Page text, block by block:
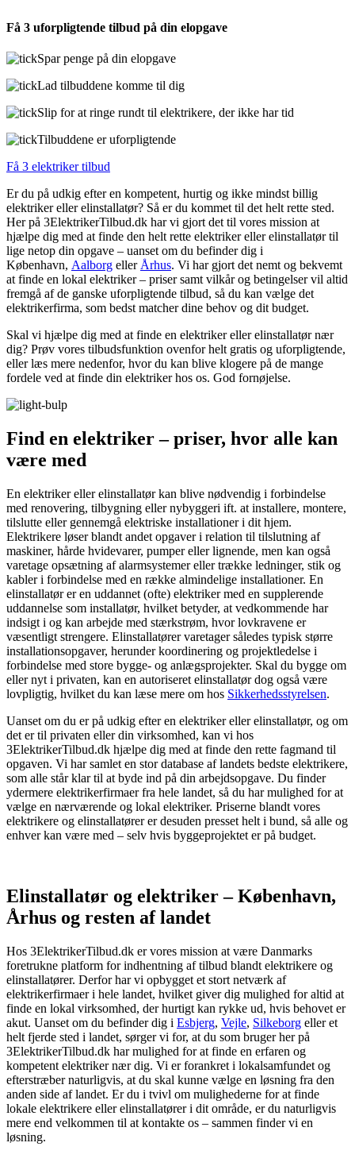
Få 3 uforpligtende tilbud på din elopgave
Spar penge på din elopgave
Lad tilbuddene komme til dig
Slip for at ringe rundt til elektrikere, der ikke har tid
Tilbuddene er uforpligtende
Få 3 elektriker tilbud
Er du på udkig efter en kompetent, hurtig og ikke mindst billig
elektriker eller elinstallatør? Så er du kommet til det helt rette sted.
Her på 3ElektrikerTilbud.dk har vi gjort det til vores mission at
hjælpe dig med at finde den helt rette elektriker eller elinstallatør til
lige netop din opgave – uanset om du befinder dig i
København, Aalborg ellerÅrhus. Vi har gjort det nemt og bekvemt
at finde en lokal elektriker – priser samt vilkår og betingelser vil altid
fremgå af de ganske uforpligtende tilbud, så du kan vælge det
elektrikerfirma, som bedst matcher dine behov og dit budget.
Skal vi hjælpe dig med at finde en elektriker eller elinstallatør nær
dig? Prøv vores tilbudsfunktion ovenfor helt gratis og uforpligtende,
eller læs mere nedenfor, hvor du kan blive klogere på de mange
fordele ved at finde din elektriker hos os. God fornøjelse.
Find en elektriker – priser, hvor alle kan
være med
En elektriker eller elinstallatør kan blive nødvendig i forbindelse
med renovering, tilbygning eller nybyggeri ift. at installere, montere,
tilslutte eller gennemgå elektriske installationer i dit hjem.
Elektrikere løser blandt andet opgaver i relation til tilslutning af
maskiner, hårde hvidevarer, pumper eller lignende, men kan også
varetage opsætning af alarmsystemer eller trække ledninger, stik og
kabler i forbindelse med en række almindelige installationer. En
elinstallatør er en uddannet (ofte) elektriker med en supplerende
uddannelse som installatør, hvilket betyder, at vedkommende har
indsigt i og kan arbejde med stærkstrøm, hvor lovkravene er
væsentligt strengere. Elinstallatører varetager således typisk større
installationsopgaver, herunder koordinering og projektledelse i
forbindelse med store bygge- og anlægsprojekter. Skal du bygge om
eller nyt i privaten, kan en autoriseret elinstallatør dog også være
lovpligtig, hvilket du kan læse mere om hos Sikkerhedsstyrelsen.
Uanset om du er på udkig efter en elektriker eller elinstallatør, og om
det er til privaten eller din virksomhed, kan vi hos
3ElektrikerTilbud.dk hjælpe dig med at finde den rette fagmand til
opgaven. Vi har samlet en stor database af landets bedste elektrikere,
som alle står klar til at byde ind på din arbejdsopgave. Du finder
ydermere elektrikerfirmaer fra hele landet, så du har mulighed for at
vælge en nærværende og lokal elektriker. Priserne blandt vores
elektrikere og elinstallatører er desuden presset helt i bund, så alle og
enhver kan være med – selv hvis byggeprojektet er på budget.
Elinstallatør og elektriker – København,
Århus og resten af landet
Hos 3ElektrikerTilbud.dk er vores mission at være Danmarks
foretrukne platform for indhentning af tilbud blandt elektrikere og
elinstallatører. Derfor har vi opbygget et stort netværk af
elektrikerfirmaer i hele landet, hvilket giver dig mulighed for altid at
finde en lokal virksomhed, der hurtigt kan rykke ud, hvis behovet er
akut. Uanset om du befinder dig i Esbjerg, Vejle, Silkeborg eller et
helt fjerde sted i landet, sørger vi for, at du som bruger her på
3ElektrikerTilbud.dk har mulighed for at finde en erfaren og
kompetent elektriker nær dig. Vi er forankret i lokalsamfundet og
efterstræber naturligvis, at du skal kunne vælge en løsning fra den
anden side af landet. Er du i tvivl om mulighederne for at finde
lokale elektrikere eller elinstallatører i dit område, er du naturligvis
mere end velkommen til at kontakte os – sammen finder vi en
løsning.